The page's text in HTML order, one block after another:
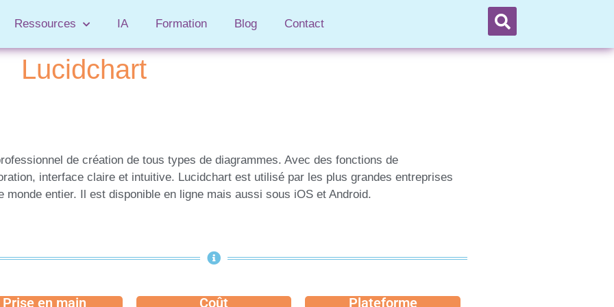
Ressources IA Formation Blog Contact
Lucidchart
de création de tous types de diagrammes. Avec des fonctions de
interface claire et intuitive. Lucidchart est utilisé par les plus grandes entreprises
monde entier. Il est disponible en ligne mais aussi sous iOS et Android.
Prise en main Coût Plateforme